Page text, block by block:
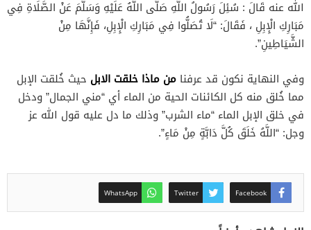
الله عنه قَالَ : سُئِلَ رَسُولُ اللَّهِ صَلَّى اللَّهُ عَلَيْهِ وَسَلَّمَ عَنْ الصَّلَاةِ فِي
مَبَارِكِ الْإِبِلِ ، فَقَالَ: “لَا تُصَلُّوا فِي مَبَارِكِ الْإِبِلِ، فَإِنَّهَا مِنْ
الشَّيَاطِينِ”.
وفي النهاية نكون قد عرفنا من ماذا خلقت الابل حيث خُلقت الإبل
مما خُلق منه كل الكائنات الحية من الماء أي “مني الجمال” ودخل
في خلق الإبل الماء “ماء الشرب” وذلك ما دل عليه قول الله عز
وجل: “اللَّهُ خَلَقَ كُلَّ دَابَّةٍ مِنْ مَاءٍ”.
Facebook
Twitter
WhatsApp